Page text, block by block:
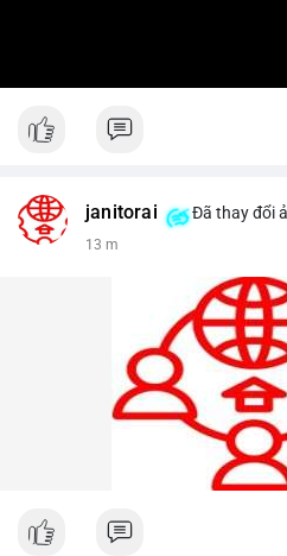
janitorai Đã thay đổi
13 m